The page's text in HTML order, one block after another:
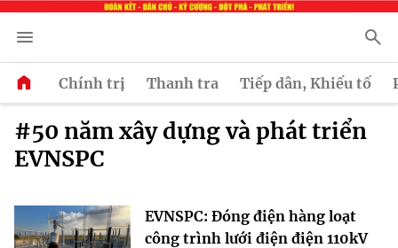
Chính trị Thanh tra Tiếp dân, Khiếu tố
#50 năm xây dựng và phát triển
EVNSPC
EVNSPC: Đóng điện hàng loạt
công trình lưới điện điện 110kV